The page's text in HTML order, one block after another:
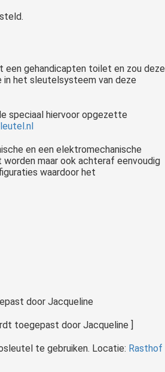
een gehandicapten toilet en zou deze
in het sleutelsysteem van deze
speciaal hiervoor opgezette
en een elektromechanische
maar ook achteraf eenvoudig
waardoor het
toegepast door Jacqueline ]
te gebruiken. Locatie: Rasthof